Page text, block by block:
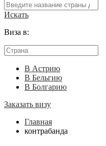
Искать
Виза в:
В Астрию
В Бельгию
В Болгарию
Заказать визу
Главная
контрабанда